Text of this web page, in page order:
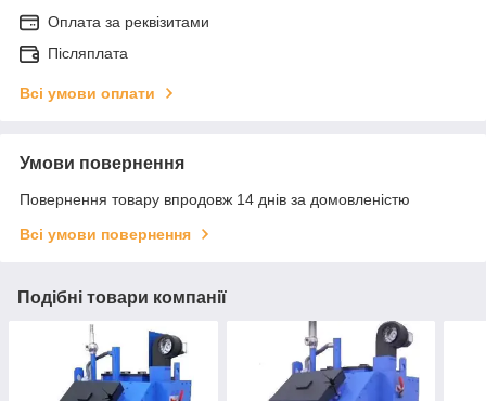
Оплата за реквізитами
Післяплата
Всі умови оплати
Умови повернення
Повернення товару впродовж 14 днів за домовленістю
Всі умови повернення
Подібні товари компанії